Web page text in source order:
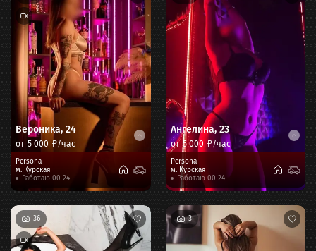
Вероника, 24
от 5 000 ₽/час
Persona
м. Курская
Работаю 00-24
Ангелина, 23
от5 000 ₽/час
Persona
м. Курская
Работаю 00-24
36 3